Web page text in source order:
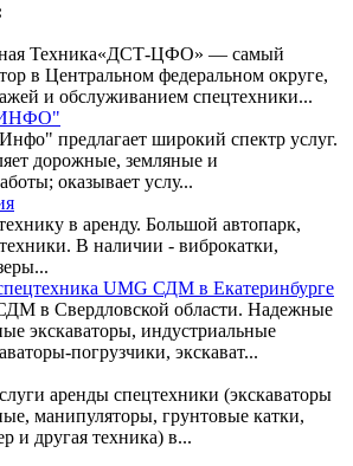
Техника«ДСТ-ЦФО» — самый
в Центральном федеральном округе,
и обслуживанием спецтехники...
предлагает широкий спектр услуг.
дорожные, земляные и
оказывает услу...
в аренду. Большой автопарк,
В наличии - виброкатки,
UMG СДМ в Екатеринбурге
в Свердловской области. Надежные
экскаваторы, индустриальные
погрузчики, экскават...
аренды спецтехники (экскаваторы
манипуляторы, грунтовые катки,
и другая техника) в...